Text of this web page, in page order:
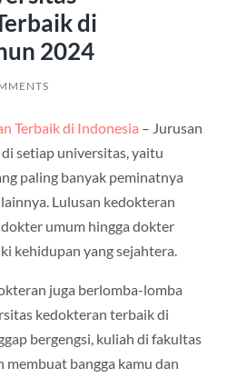
di
2024
Terbaik di Indonesia – Jurusan
setiap universitas, yaitu
paling banyak peminatnya
Lulusan kedokteran
umum hingga dokter
kehidupan yang sejahtera.
juga berlomba-lomba
kedokteran terbaik di
bergengsi, kuliah di fakultas
bangga kamu dan